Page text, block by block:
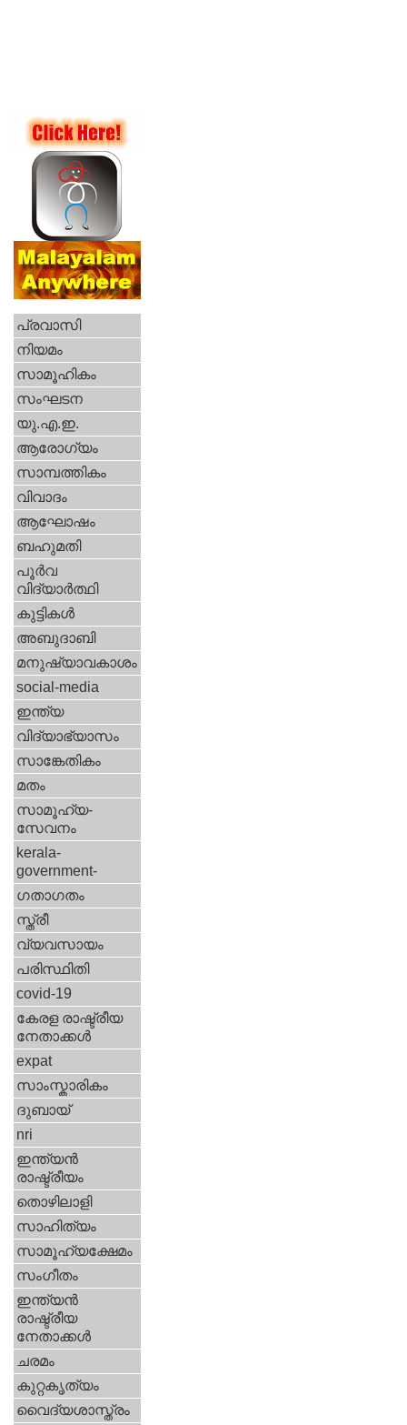
പ്രവാസി
നിയമം
സാമൂഹികം
സംഘടന
യു.എ.ഇ.
ആരോഗ്യം
സാമ്പത്തികം
വിവാദം
ആഘോഷം
ബഹുമതി
പൂര്‍വ
വിദ്യാര്‍ത്ഥി
കുട്ടികള്‍
അബുദാബി
മനുഷ്യാവകാശം
social-media
ഇന്ത്യ
വിദ്യാഭ്യാസം
സാങ്കേതികം
മതം
സാമൂഹ്യ-
സേവനം
kerala-
government-
ഗതാഗതം
സ്ത്രീ
വ്യവസായം
പരിസ്ഥിതി
covid-19
കേരള രാഷ്ട്രീയ
നേതാക്കള്‍
expat
സാംസ്കാരികം
ദുബായ്‌
nri
ഇന്ത്യന്‍
രാഷ്ട്രീയം
തൊഴിലാളി
സാഹിത്യം
സാമൂഹ്യക്ഷേമം
സംഗീതം
ഇന്ത്യന്‍
രാഷ്ട്രീയ
നേതാക്കള്‍
ചരമം
കുറ്റകൃത്യം
വൈദ്യശാസ്ത്രം